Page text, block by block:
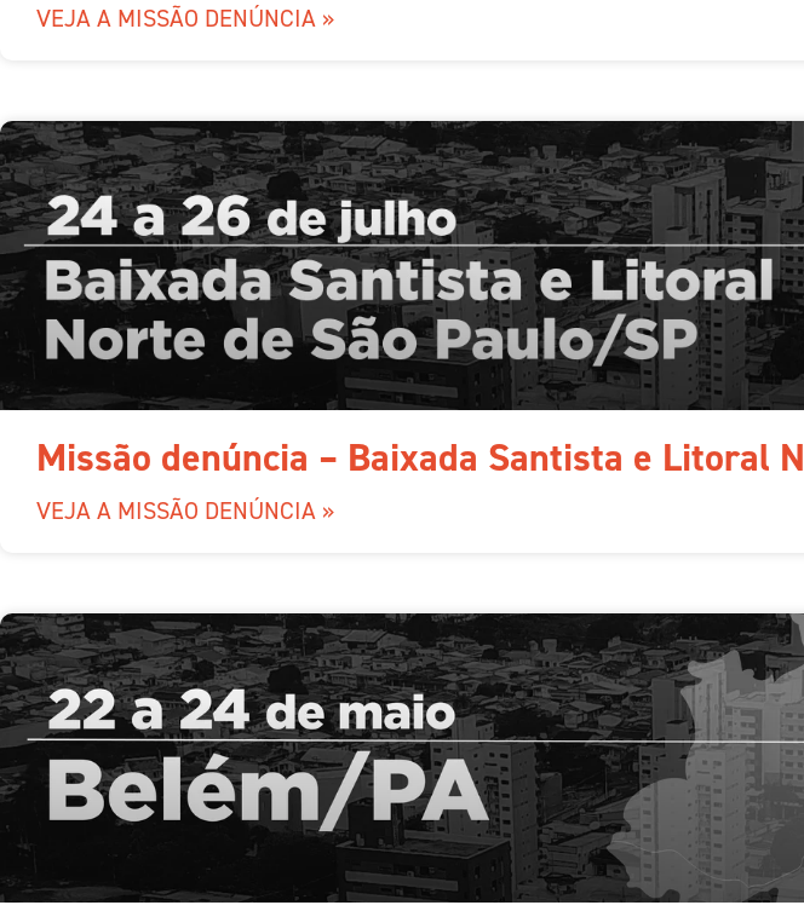
VEJA A MISSÃO DENÚNCIA »
Missão denúncia – Baixada Santista e Litoral
VEJA A MISSÃO DENÚNCIA »